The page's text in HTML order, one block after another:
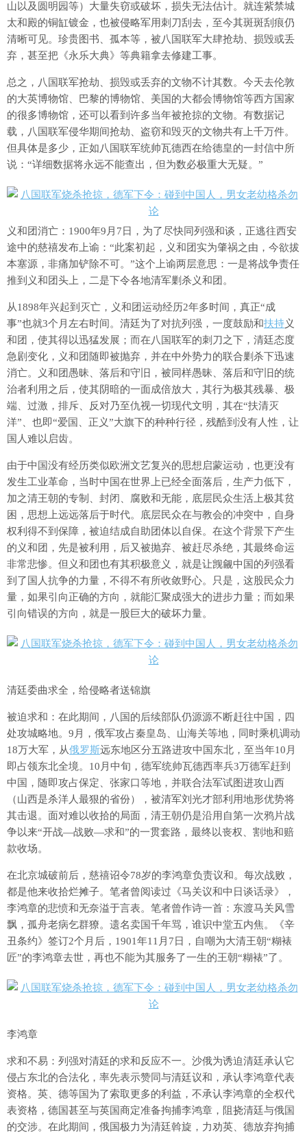
山以及圆明园等）大量失窃或破坏，损失无法估计。就连紫禁城
太和殿的铜缸镀金，也被侵略军用刺刀刮去，至今其斑斑刮痕仍
清晰可见。珍贵图书、孤本等，被八国联军大肆抢劫、损毁或丢
弃，甚至把《永乐大典》等典籍拿去修建工事。
总之，八国联军抢劫、损毁或丢弃的文物不计其数。今天去伦敦
的大英博物馆、巴黎的博物馆、美国的大都会博物馆等西方国家
的很多博物馆，还可以看到许多当年被抢掠的文物。有数据记
载，八国联军侵华期间抢劫、盗窃和毁灭的文物共有上千万件。
但具体是多少，正如八国联军统帅瓦德西在给德皇的一封信中所
说：“详细数据将永远不能查出，但为数必极重大无疑。”
义和团消亡：1900年9月7日，为了尽快同列强和谈，正逃往西安
途中的慈禧发布上谕：“此案初起，义和团实为肇祸之由，今欲拔
本塞源，非痛加铲除不可。”这个上谕两层意思：一是将战争责任
推到义和团头上，二是下令各地清军剿杀义和团。
从1898年兴起到灭亡，义和团运动经历2年多时间，真正“成
事”也就3个月左右时间。清廷为了对抗列强，一度鼓励和扶持义
和团，使其得以迅猛发展；而在八国联军的刺刀之下，清廷态度
急剧变化，义和团随即被抛弃，并在中外势力的联合剿杀下迅速
消亡。义和团愚昧、落后和守旧，被同样愚昧、落后和守旧的统
治者利用之后，使其阴暗的一面成倍放大，其行为极其残暴、极
端、过激，排斥、反对乃至仇视一切现代文明，其在“扶清灭
洋”、也即“爱国、正义”大旗下的种种行径，残酷到没有人性，让
国人难以启齿。
由于中国没有经历类似欧洲文艺复兴的思想启蒙运动，也更没有
发生工业革命，当时中国在世界上已经全面落后，生产力低下，
加之清王朝的专制、封闭、腐败和无能，底层民众生活上极其贫
困，思想上远远落后于时代。底层民众在与教会的冲突中，自身
权利得不到保障，被迫结成自助团体以自保。在这个背景下产生
的义和团，先是被利用，后又被抛弃、被赶尽杀绝，其最终命运
非常悲惨。但义和团也有其积极意义，就是让觊觎中国的列强看
到了国人抗争的力量，不得不有所收敛野心。只是，这股民众力
量，如果引向正确的方向，就能汇聚成强大的进步力量；而如果
引向错误的方向，就是一股巨大的破坏力量。
清廷委曲求全，给侵略者送锦旗
被迫求和：在此期间，八国的后续部队仍源源不断赶往中国，四
处攻城略地。9月，俄军攻占秦皇岛、山海关等地，同时乘机调动
18万大军，从俄罗斯远东地区分五路进攻中国东北，至当年10月
即占领东北全境。10月中旬，德军统帅瓦德西率兵3万德军赶到
中国，随即攻占保定、张家口等地，并联合法军试图进攻山西
（山西是杀洋人最狠的省份），被清军刘光才部利用地形优势将
其击退。面对难以收拾的局面，清王朝仍是沿用自第一次鸦片战
争以来“开战—战败—求和”的一贯套路，最终以丧权、割地和赔
款收场。
在北京城破前后，慈禧诏令78岁的李鸿章负责议和。每次战败，
都是他来收拾烂摊子。笔者曾阅读过《马关议和中日谈话录》，
李鸿章的悲愤和无奈溢于言表。笔者曾作诗一首：东渡马关风雪
飘，孤舟老病乞群獠。遗名卖国千年骂，谁识中堂五内焦。《辛
丑条约》签订2个月后，1901年11月7日，自嘲为大清王朝“糊裱
匠”的李鸿章去世，再也不能为其服务了一生的王朝“糊裱”了。
李鸿章
求和不易：列强对清廷的求和反应不一。沙俄为诱迫清廷承认它
侵占东北的合法化，率先表示赞同与清廷议和，承认李鸿章代表
资格。英、德等国为了索取更多的利益，不承认李鸿章的全权代
表资格，德国甚至与英国商定准备拘捕李鸿章，阻挠清廷与俄国
的交涉。在此期间，俄国极力为清廷斡旋，力劝英、德放弃拘捕